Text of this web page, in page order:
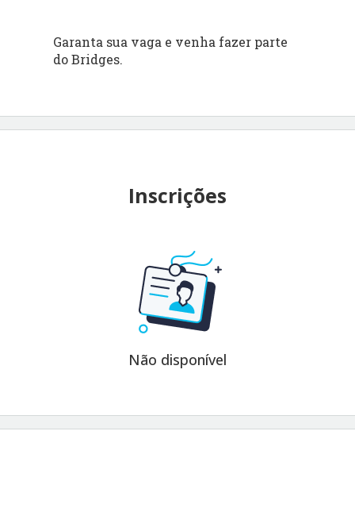
Garanta sua vaga e venha fazer parte
do Bridges.
Inscrições
Não disponível